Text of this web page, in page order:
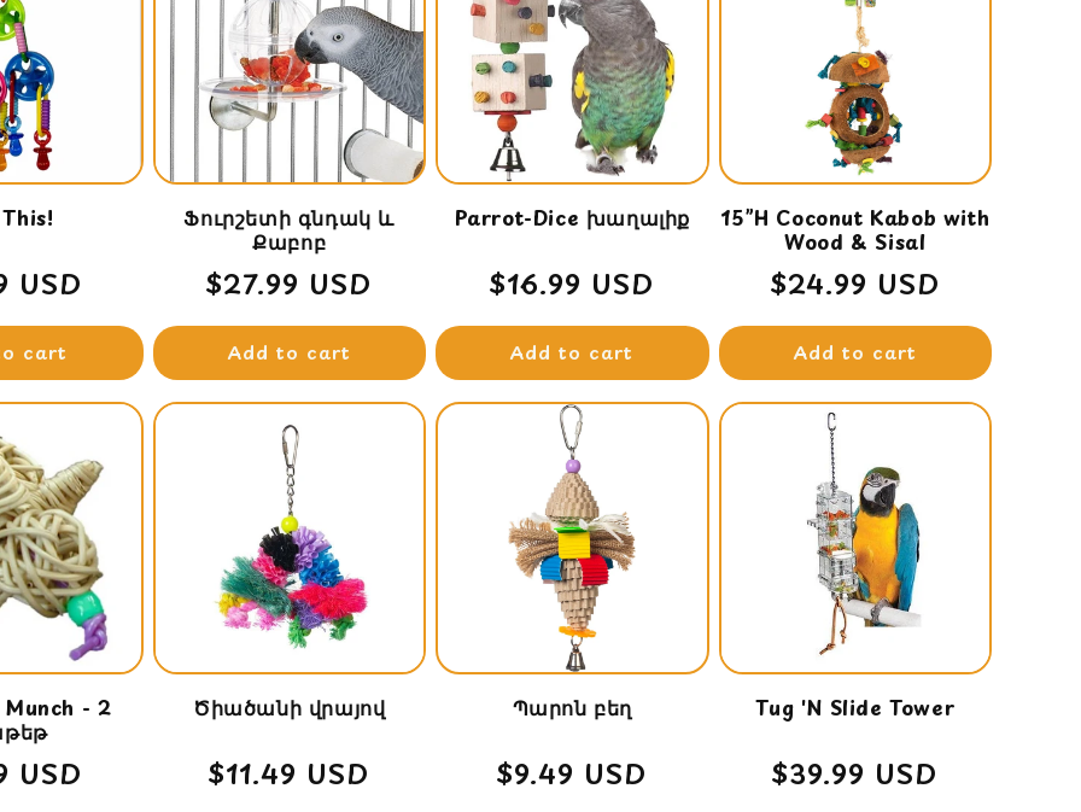
USD
cart
Ֆուրշետի գնդակ և
Քաբոբ
Regular
price
$27.99 USD
Add to cart
Parrot-Dice խաղալիք
Regular
price
$16.99 USD
Add to cart
15”H Coconut Kabob with
Wood & Sisal
Regular
price
$24.99 USD
Add to cart
- 2
USD
Ծիածանի վրայով
Regular
$11.49 USD
Պարոն բեղ
Regular
$9.49 USD
Tug 'N Slide Tower
Regular
$39.99 USD